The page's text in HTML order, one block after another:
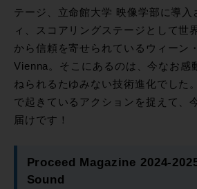
テージ、立命館大学 映像学部に導入
ィ、スコアリングステージとして世
から信頼を寄せられているウィーン
Vienna。そこにあるのは、今なお感
ねられるたゆみない技術進化でした
で起きているアクションを捉えて、
届けです！
Proceed Magazine 2024-
Sound